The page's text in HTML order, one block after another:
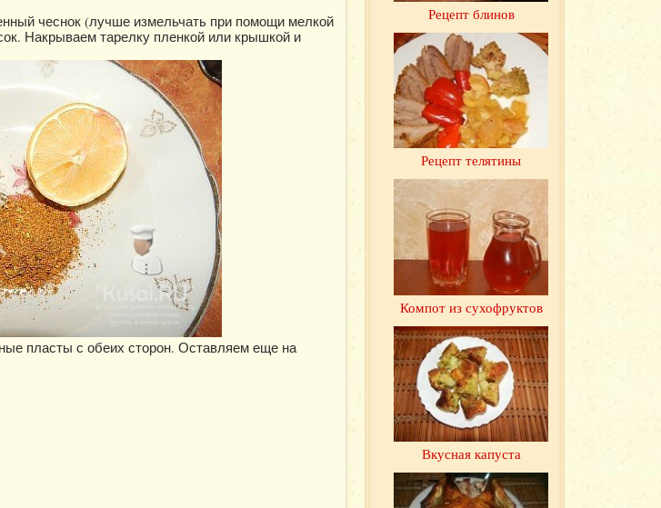
чеснок (лучше измельчать при помощи мелкой
Накрываем тарелку пленкой или крышкой и
пласты с обеих сторон. Оставляем еще на
Рецепт блинов
Рецепт телятины
Компот из сухофруктов
Вкусная капуста